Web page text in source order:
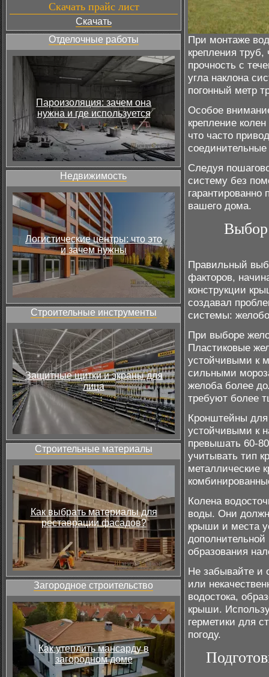
Скачать прайс лист
Скачать
Отделочные работы
Пароизоляция: зачем она
нужна и где используется
Недвижимость
Логистические центры: что это
и зачем нужны
Строительные инструменты
Защитные щитки и экраны для
лица
Строительные материалы
Как выбрать материалы для
реставрации фасадов?
Загородное строительство
Как утеплить мансарду в
загородном доме
При монтаже
крепления
прочность с
угла наклона
погонный метр
Особое
крепление
что часто
Следуя
систему без
вашего дома.
Выбор
Правильный
факторов,
конструкции
создавал
системы:
При выборе
Пластиковые
устойчивыми к
сильными
желоба более
требуют более
Кронштейны
устойчивыми к
превышать 60-
учитывать тип
металлические
Колена
воды. Они
крыши и места
образования
Не забывайте и
или
водостока,
крыши.
герметики для
погоду.